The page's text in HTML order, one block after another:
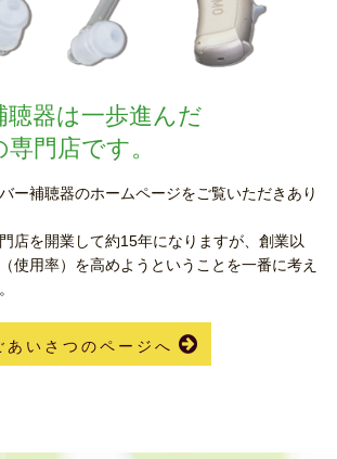
聴器は一歩進んだ
専門店です。
ー補聴器のホームページをご覧いただきあり
店を開業して約15年になりますが、創業以
使用率）を高めようということを一番に考え
あいさつのページへ